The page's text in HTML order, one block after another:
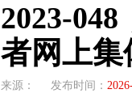
2023-
者网上集
来源： 发布时间：